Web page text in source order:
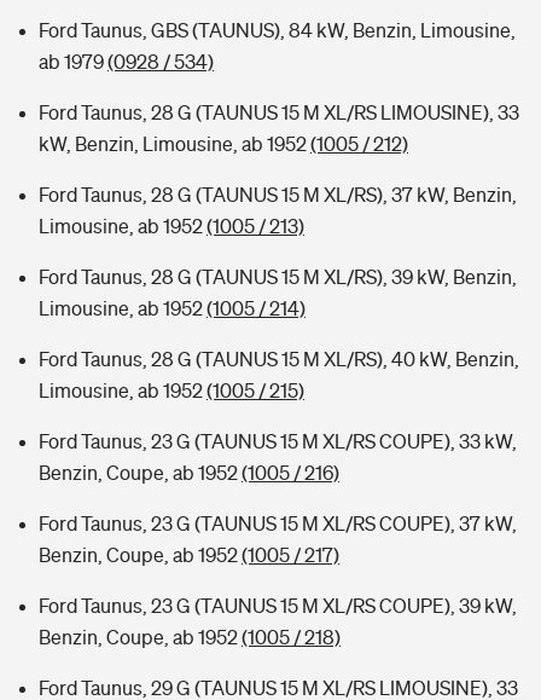
Ford Taunus, GBS (TAUNUS), 84 kW, Benzin, Limousine,
ab 1979(0928 / 534)
Ford Taunus, 28 G (TAUNUS 15 M XL/RS LIMOUSINE), 33
kW, Benzin, Limousine, ab 1952(1005 / 212)
Ford Taunus, 28 G (TAUNUS 15 M XL/RS), 37 kW, Benzin,
Limousine, ab 1952(1005 / 213)
Ford Taunus, 28 G (TAUNUS 15 M XL/RS), 39 kW, Benzin,
Limousine, ab 1952(1005 / 214)
Ford Taunus, 28 G (TAUNUS 15 M XL/RS), 40 kW, Benzin,
Limousine, ab 1952(1005 / 215)
Ford Taunus, 23 G (TAUNUS 15 M XL/RS COUPE), 33 kW,
Benzin, Coupe, ab 1952(1005 / 216)
Ford Taunus, 23 G (TAUNUS 15 M XL/RS COUPE), 37 kW,
Benzin, Coupe, ab 1952(1005 / 217)
Ford Taunus, 23 G (TAUNUS 15 M XL/RS COUPE), 39 kW,
Benzin, Coupe, ab 1952(1005 / 218)
Ford Taunus, 29 G (TAUNUS 15 M XL/RS LIMOUSINE), 33